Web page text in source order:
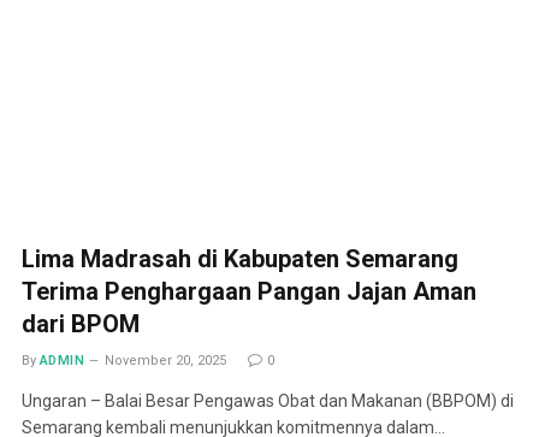
Lima Madrasah di Kabupaten Semarang
Terima Penghargaan Pangan Jajan Aman
dari BPOM
By ADMIN November 20, 2025 0
Ungaran – Balai Besar Pengawas Obat dan Makanan (BBPOM) di
Semarang kembali menunjukkan komitmennya dalam…